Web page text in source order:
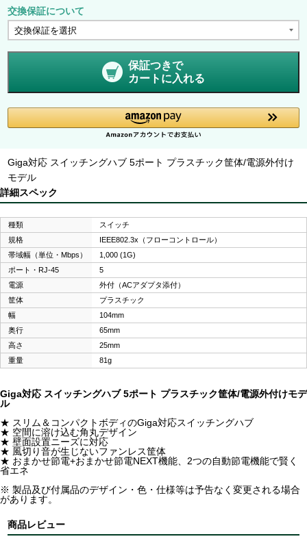
交換保証について
保証つきで
カートに入れる
Giga対応 スイッチングハブ 5ポート プラスチック筐体/電源外付け
モデル
詳細スペック
種類
スイッチ
規格
IEEE802.3x（フローコントロール）
帯域幅（単位・Mbps）
1,000 (1G)
ポート・RJ-45
5
電源
外付（ACアダプタ添付）
筐体
プラスチック
幅
104mm
奥行
65mm
高さ
25mm
重量
81g
Giga対応 スイッチングハブ 5ポート プラスチック筐体/電源外付けモデ
ル
★ スリム＆コンパクトボディのGiga対応スイッチングハブ
★ 空間に溶け込む角丸デザイン
★ 壁面設置ニーズに対応
★ 風切り音が生じないファンレス筐体
★ おまかせ節電+おまかせ節電NEXT機能、2つの自動節電機能で賢く
省エネ
※ 製品及び付属品のデザイン・色・仕様等は予告なく変更される場合
があります。
商品レビュー